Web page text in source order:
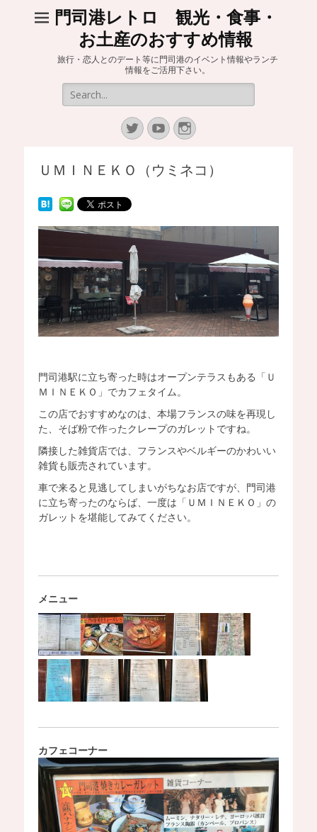
門司港レトロ 観光・食事・
お土産のおすすめ情報
旅行・恋人とのデート等に門司港のイベント情報やランチ
情報をご活用下さい。
Search
for:
TwitterYouTubeInstagram
ＵＭＩＮＥＫＯ（ウミネコ）
門司港駅に立ち寄った時はオープンテラスもある「Ｕ
ＭＩＮＥＫＯ」でカフェタイム。
この店でおすすめなのは、本場フランスの味を再現し
た、そば粉で作ったクレープのガレットですね。
隣接した雑貨店では、フランスやベルギーのかわいい
雑貨も販売されています。
車で来ると見逃してしまいがちなお店ですが、門司港
に立ち寄ったのならば、一度は「ＵＭＩＮＥＫＯ」の
ガレットを堪能してみてください。
メニュー
カフェコーナー